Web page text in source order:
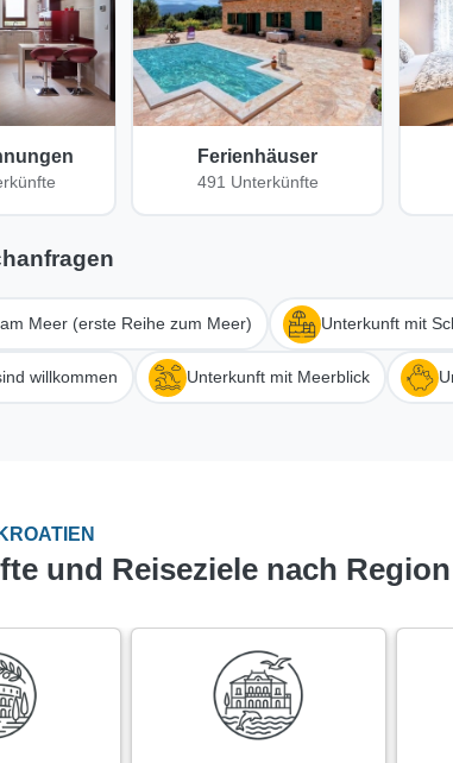
Ferienhäuser
491 Unterkünfte
Meer (erste Reihe zum Meer) Unterkunft mit
willkommen Unterkunft mit Meerblick
und Reiseziele nach